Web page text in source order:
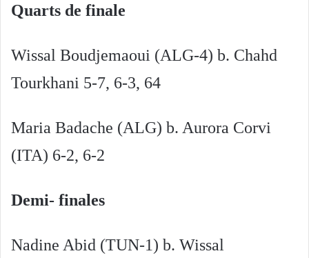
Quarts de finale
Wissal Boudjemaoui (ALG-4) b. Chahd
Tourkhani 5-7, 6-3, 64
Maria Badache (ALG) b. Aurora Corvi
(ITA) 6-2, 6-2
Demi- finales
Nadine Abid (TUN-1) b. Wissal